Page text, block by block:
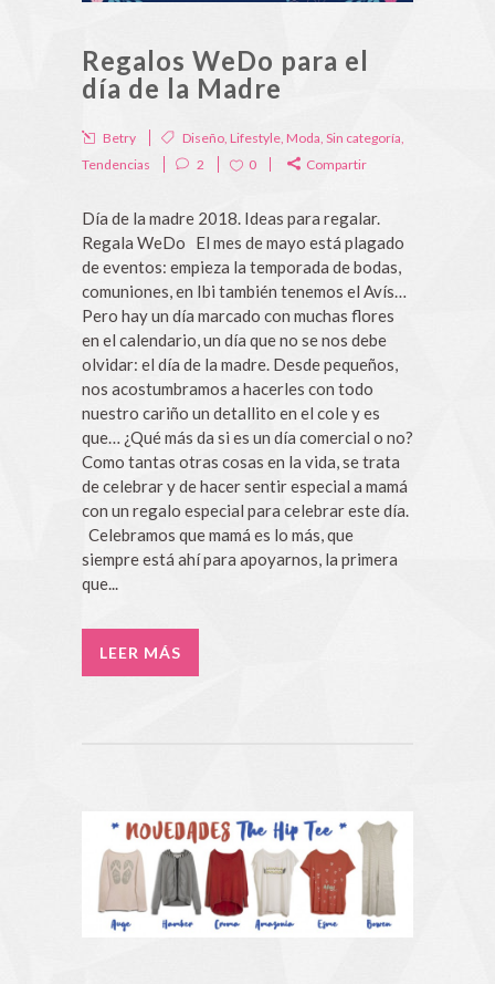
Regalos WeDo para el
día de la Madre
Betry Diseño Lifestyle Moda Sin categoría
Tendencias
2 0 Compartir
Día de la madre 2018. Ideas para regalar.
Regala WeDo El mes de mayo está plagado
de eventos: empieza la temporada de bodas,
comuniones, en Ibi también tenemos el Avís…
Pero hay un día marcado con muchas flores
en el calendario, un día que no se nos debe
olvidar: el día de la madre. Desde pequeños,
nos acostumbramos a hacerles con todo
nuestro cariño un detallito en el cole y es
que… ¿Qué más da si es un día comercial o no?
Como tantas otras cosas en la vida, se trata
de celebrar y de hacer sentir especial a mamá
con un regalo especial para celebrar este día.
Celebramos que mamá es lo más, que
siempre está ahí para apoyarnos, la primera
que...
LEER MÁS